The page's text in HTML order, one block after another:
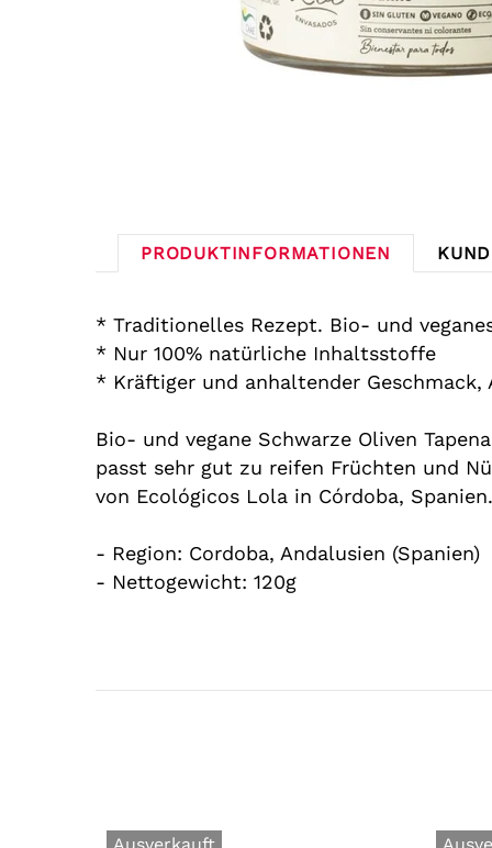
PRODUKTINFORMATIONEN
* Traditionelles Rezept. Bio- und
* Nur 100% natürliche Inhaltsstoffe
* Kräftiger und anhaltender
Bio- und vegane Schwarze Oliven
passt sehr gut zu reifen Früchten und
von Ecológicos Lola in Córdoba, Spanien.
- Region: Cordoba, Andalusien (Spanien)
- Nettogewicht: 120g